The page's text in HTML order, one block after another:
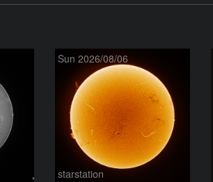
Sun 2026/08/06
starstation